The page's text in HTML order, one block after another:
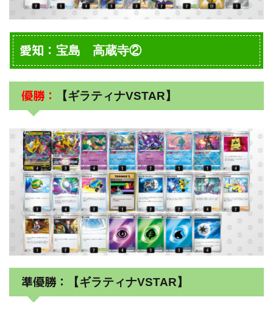
愛知： 宝島 高蔵寺②
優勝： 【ギラティナVSTAR】
準優勝： 【ギラティナVSTAR】